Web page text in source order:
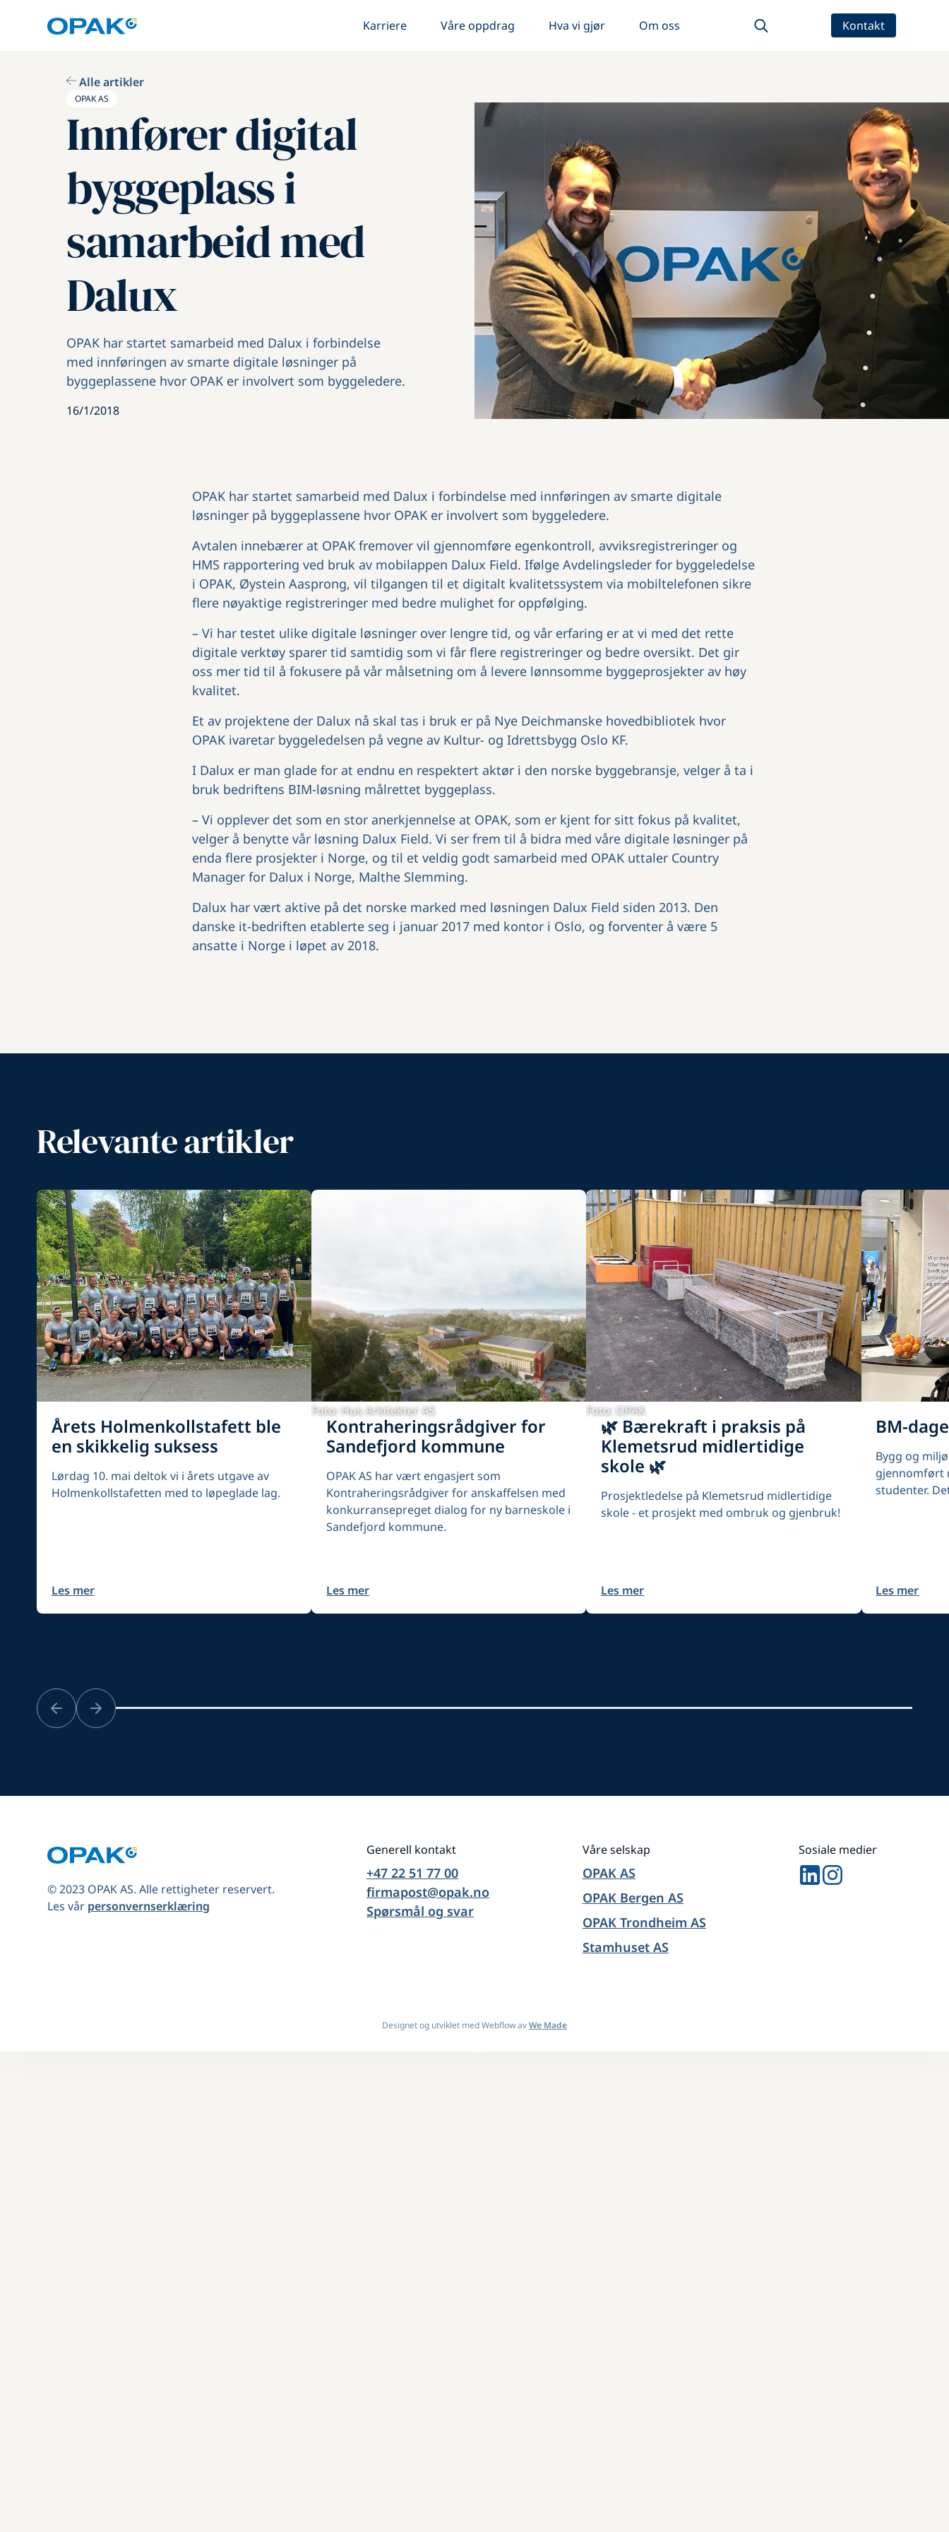
Karriere Våre oppdrag Hva vi gjør Om oss Kontakt
Alle artikler
OPAK AS
Innfører digital
byggeplass i
samarbeid med
Dalux
OPAK har startet samarbeid med Dalux i forbindelse
med innføringen av smarte digitale løsninger på
byggeplassene hvor OPAK er involvert som byggeledere.
16/1/2018
OPAK har startet samarbeid med Dalux i forbindelse med innføringen av smarte digitale
løsninger på byggeplassene hvor OPAK er involvert som byggeledere.
Avtalen innebærer at OPAK fremover vil gjennomføre egenkontroll, avviksregistreringer og
HMS rapportering ved bruk av mobilappen Dalux Field. Ifølge Avdelingsleder for byggeledelse
i OPAK, Øystein Aasprong, vil tilgangen til et digitalt kvalitetssystem via mobiltelefonen sikre
flere nøyaktige registreringer med bedre mulighet for oppfølging.
– Vi har testet ulike digitale løsninger over lengre tid, og vår erfaring er at vi med det rette
digitale verktøy sparer tid samtidig som vi får flere registreringer og bedre oversikt. Det gir
oss mer tid til å fokusere på vår målsetning om å levere lønnsomme byggeprosjekter av høy
kvalitet.
Et av projektene der Dalux nå skal tas i bruk er på Nye Deichmanske hovedbibliotek hvor
OPAK ivaretar byggeledelsen på vegne av Kultur- og Idrettsbygg Oslo KF.
I Dalux er man glade for at endnu en respektert aktør i den norske byggebransje, velger å ta i
bruk bedriftens BIM-løsning målrettet byggeplass.
– Vi opplever det som en stor anerkjennelse at OPAK, som er kjent for sitt fokus på kvalitet,
velger å benytte vår løsning Dalux Field. Vi ser frem til å bidra med våre digitale løsninger på
enda flere prosjekter i Norge, og til et veldig godt samarbeid med OPAK uttaler Country
Manager for Dalux i Norge, Malthe Slemming.
Dalux har vært aktive på det norske marked med løsningen Dalux Field siden 2013. Den
danske it-bedriften etablerte seg i januar 2017 med kontor i Oslo, og forventer å være 5
ansatte i Norge i løpet av 2018.
Relevante artikler
Årets Holmenkollstafett ble
en skikkelig suksess
Lørdag 10. mai deltok vi i årets utgave av
Holmenkollstafetten med to løpeglade lag.
Les mer
Foto: Hus Arkitekter AS
Kontraheringsrådgiver for
Sandefjord kommune
OPAK AS har vært engasjert som
Kontraheringsrådgiver for anskaffelsen med
konkurransepreget dialog for ny barneskole i
Sandefjord kommune.
Les mer
Foto: OPAK
🌿 Bærekraft i praksis på
Klemetsrud midlertidige
skole 🌿
Prosjektledelse på Klemetsrud midlertidige
skole - et prosjekt med ombruk og gjenbruk!
Les mer
BM-
Bygg og
gjennomført
studenter.
Les mer
© 2023 OPAK AS. Alle rettigheter reservert.
Les vår personvernserklæring
Generell kontakt
+47 22 51 77 00
firmapost@opak.no
Spørsmål og svar
Våre selskap
OPAK AS
OPAK Bergen AS
OPAK Trondheim AS
Stamhuset AS
Sosiale medier
Designet og utviklet med Webflow avWe Made